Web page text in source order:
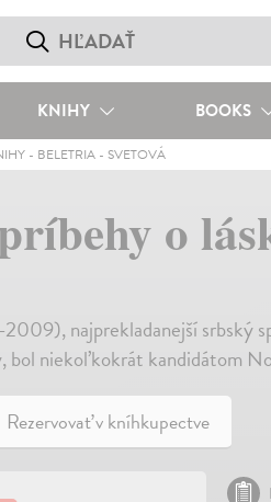
KNIHY BOOKS
- BELETRIA - SVETOVÁ
o
najprekladanejší srbský
bol niekoľkokrát kandidátom
Rezervovať v kníhkupectve